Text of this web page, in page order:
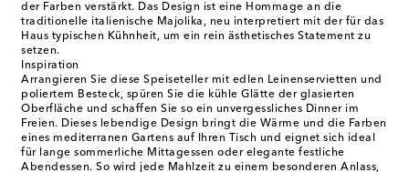
der Farben verstärkt. Das Design ist eine Hommage an die
traditionelle italienische Majolika, neu interpretiert mit der für das
Haus typischen Kühnheit, um ein rein ästhetisches Statement zu
setzen.
Inspiration
Arrangieren Sie diese Speiseteller mit edlen Leinenservietten und
poliertem Besteck, spüren Sie die kühle Glätte der glasierten
Oberfläche und schaffen Sie so ein unvergessliches Dinner im
Freien. Dieses lebendige Design bringt die Wärme und die Farben
eines mediterranen Gartens auf Ihren Tisch und eignet sich ideal
für lange sommerliche Mittagessen oder elegante festliche
Abendessen. So wird jede Mahlzeit zu einem besonderen Anlass,